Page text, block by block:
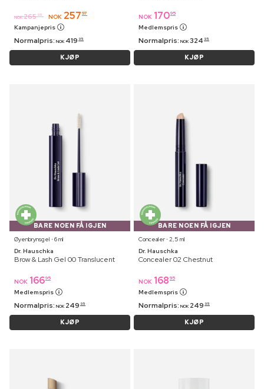
NOK 265 95 NOK 257 97
Kampanjepris
Normalpris: NOK 419 95
KJØP
NOK 17095
Medlemspris
Normalpris: NOK 324 95
KJØP
BARE NOEN FÅ IGJEN
Øyenbrynsgel ⋅ 6 ml
Dr. Hauschka
Brow & Lash Gel 00 Translucent
NOK 16695
Medlemspris
Normalpris: NOK 249 95
KJØP
BARE NOEN FÅ IGJEN
Concealer ⋅ 2,5 ml
Dr. Hauschka
Concealer 02 Chestnut
NOK 168 95
Medlemspris
Normalpris: NOK 249 95
KJØP